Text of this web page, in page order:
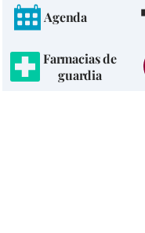
Agenda
Farmacias de
guardia